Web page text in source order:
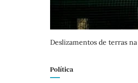
Deslizamentos de terras
Política